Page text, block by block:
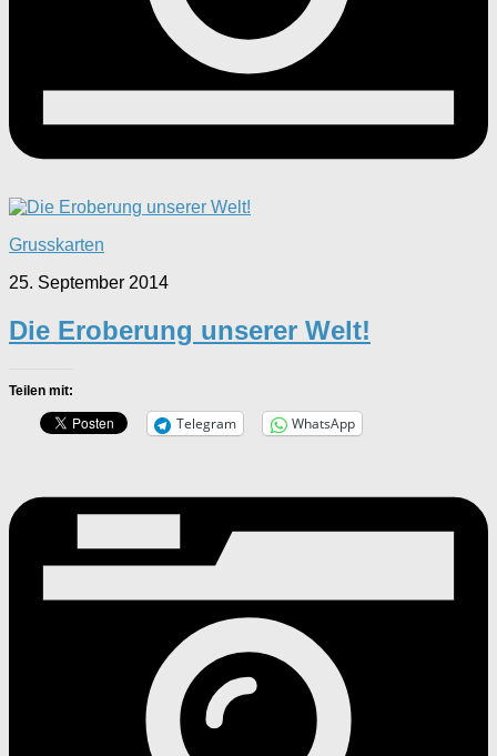
Grusskarten
25. September 2014
Die Eroberung unserer Welt!
Teilen mit:
Telegram WhatsApp